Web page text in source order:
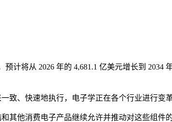
预计将从 2026 年的 4,681.1 亿美元增长到
致、快速地执行，电子学正在各个行业进行变
其他消费电子产品继续允许并推动对这些组件